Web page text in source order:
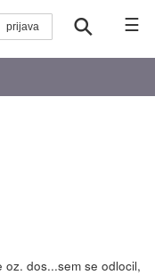
☰
dos...sem se odlocil,